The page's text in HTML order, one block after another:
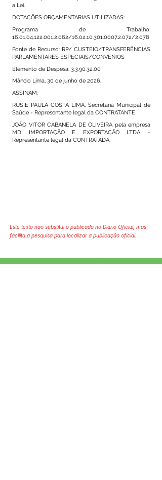
a Lei.
DOTAÇÕES ORÇAMENTARIAS UTILIZADAS:
Programa de Trabalho:
16.01.04.122.001.2.062/16.02.10.301.0007.2.072/2.078
Fonte de Recurso: RP/ CUSTEIO/TRANSFERÊNCIAS
PARLAMENTARES ESPECIAIS/CONVÊNIOS
Elemento de Despesa: 3.3.90.32.00
Mâncio Lima, 30 de junho de 2026.
ASSINAM:
RUSIE PAULA COSTA LIMA, Secretária Municipal de
Saúde - Representante legal da CONTRATANTE
JOÃO VITOR CABANELA DE OLIVEIRA pela empresa
MD IMPORTAÇÃO E EXPORTAÇÃO LTDA -
Representante legal da CONTRATADA.
Este texto não substitui o publicado no Diário Oficial, mas
facilita a pesquisa para localizar a publicação oficial.